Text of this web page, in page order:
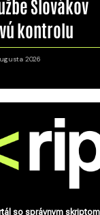
Slovákov
kontrolu
2026
so správnym